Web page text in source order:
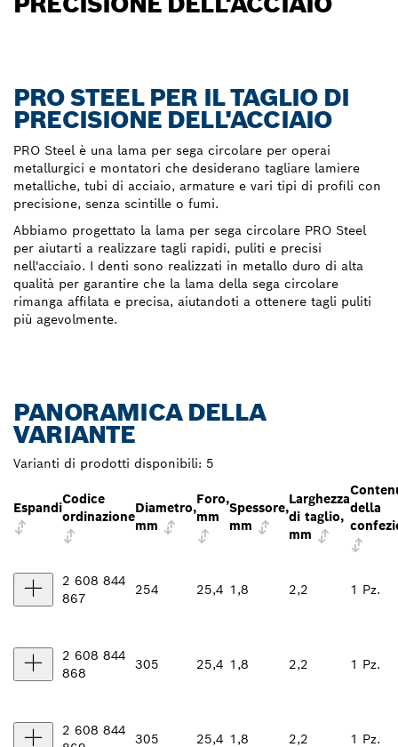
PRO STEEL PER IL TAGLIO DI
PRECISIONE DELL'ACCIAIO
PRO Steel è una lama per sega circolare per operai
metallurgici e montatori che desiderano tagliare lamiere
metalliche, tubi di acciaio, armature e vari tipi di profili con
precisione, senza scintille o fumi.
Abbiamo progettato la lama per sega circolare PRO Steel
per aiutarti a realizzare tagli rapidi, puliti e precisi
nell'acciaio. I denti sono realizzati in metallo duro di alta
qualità per garantire che la lama della sega circolare
rimanga affilata e precisa, aiutandoti a ottenere tagli puliti
più agevolmente.
PANORAMICA DELLA
VARIANTE
Varianti di prodotti disponibili: 5
Espandi
Codice
ordinazione
Diametro,
mm
Foro,
mm
Spessore,
mm
Larghezza
di taglio,
mm
della
2 608 844
867
254 25,4 1,8 2,2 1 Pz.
2 608 844
868
305 25,4 1,8 2,2 1 Pz.
2 608 844
305 25,4 1,8 2,2 1 Pz.